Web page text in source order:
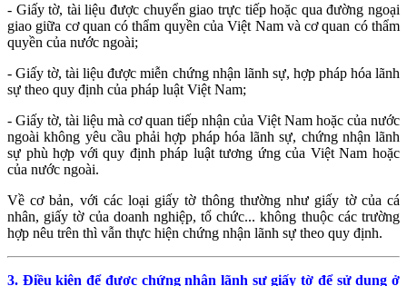
- Giấy tờ, tài liệu được chuyển giao trực tiếp hoặc qua đường ngoại
giao giữa cơ quan có thẩm quyền của Việt Nam và cơ quan có thẩm
quyền của nước ngoài;
- Giấy tờ, tài liệu được miễn chứng nhận lãnh sự, hợp pháp hóa lãnh
sự theo quy định của pháp luật Việt Nam;
- Giấy tờ, tài liệu mà cơ quan tiếp nhận của Việt Nam hoặc của nước
ngoài không yêu cầu phải hợp pháp hóa lãnh sự, chứng nhận lãnh
sự phù hợp với quy định pháp luật tương ứng của Việt Nam hoặc
của nước ngoài.
Về cơ bản, với các loại giấy tờ thông thường như giấy tờ của cá
nhân, giấy tờ của doanh nghiệp, tổ chức... không thuộc các trường
hợp nêu trên thì vẫn thực hiện chứng nhận lãnh sự theo quy định.
3. Điều kiện để được chứng nhận lãnh sự giấy tờ để sử dụng ở